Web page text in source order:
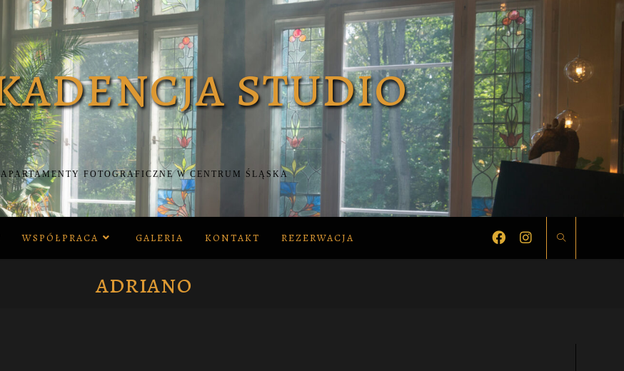
APARTAMENTY FOTOGRAFICZNE W CENTRUM ŚLĄSKA
WSPÓŁPRACA GALERIA KONTAKT REZERWACJA
adriano